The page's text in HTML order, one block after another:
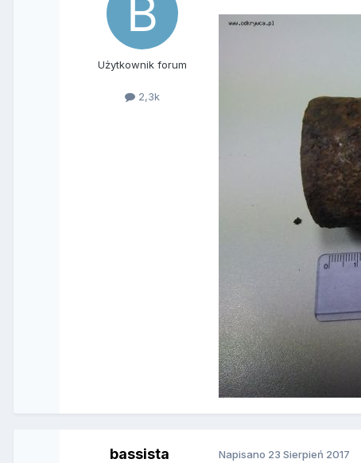
Użytkownik forum
2,3k
bassista Napisano 23 Sierpień 2017